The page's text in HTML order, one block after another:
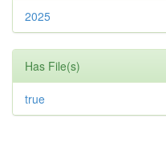
2025
Has File(s)
true